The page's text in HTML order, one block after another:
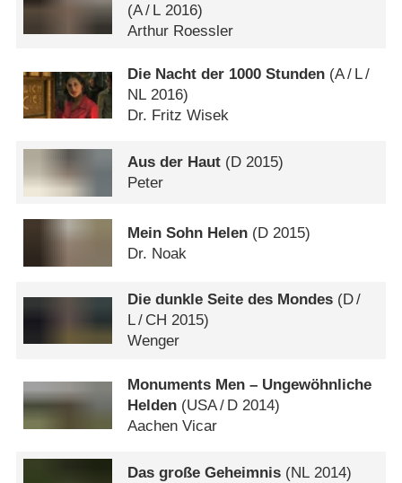
(A/ L 2016)
Arthur Roessler
Die Nacht der 1000 Stunden (A/ L/
NL 2016)
Dr. Fritz Wisek
Aus der Haut (D 2015)
Peter
Mein Sohn Helen (D 2015)
Dr. Noak
Die dunkle Seite des Mondes (D/
L/ CH 2015)
Wenger
Monuments Men – Ungewöhnliche
Helden (USA/ D 2014)
Aachen Vicar
Das große Geheimnis (NL 2014)